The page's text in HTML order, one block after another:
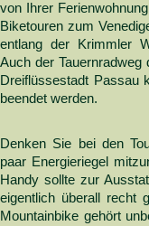
von Ihrer
Biketouren zum
entlang der Krimmler
Auch der
Dreiflüssestadt Passau
beendet werden.
Denken Sie bei den
paar Energieriegel
Handy sollte zur
eigentlich überall recht
Mountainbike gehört